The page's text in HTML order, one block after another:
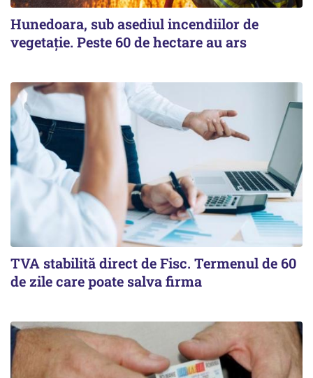
Hunedoara, sub asediul incendiilor de
vegetație. Peste 60 de hectare au ars
TVA stabilită direct de Fisc. Termenul de 60
de zile care poate salva firma